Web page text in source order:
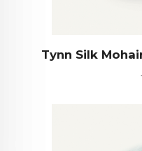
Tynn Silk